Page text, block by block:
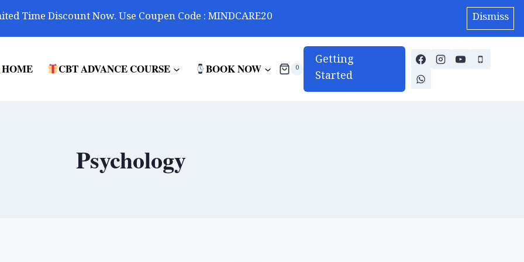
Time Discount Now. Use Coupen Code : MINDCARE20 Dismiss
HOME CBT ADVANCE COURSE BOOK NOW 0
Getting
Started
Psychology